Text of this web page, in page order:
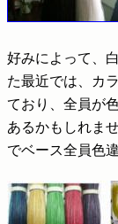
好みによって、
た最近では、カ
ており、全員が
あるかもしれま
でベース全員色